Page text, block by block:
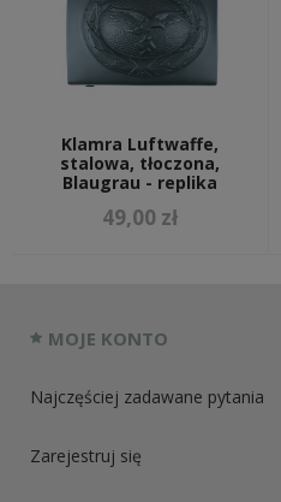
Klamra Luftwaffe,
stalowa, tłoczona,
Blaugrau - replika
49,00 zł
MOJE KONTO
Najczęściej zadawane pytania
Zarejestruj się